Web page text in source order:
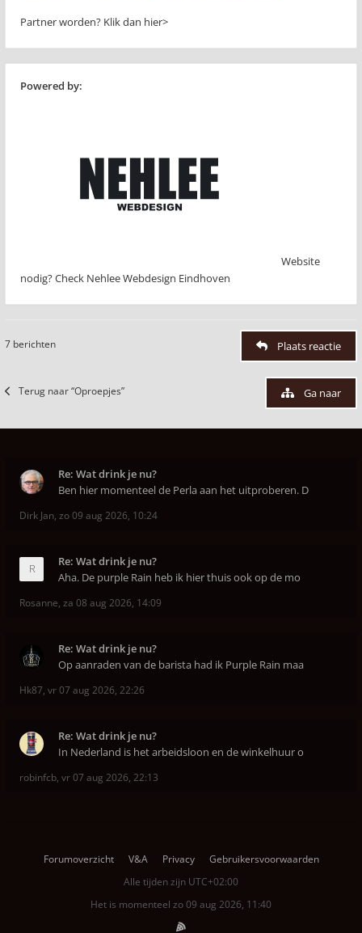
Partner worden? Klik dan hier>
Powered by:
Website
nodig? Check Nehlee Webdesign Eindhoven
7 berichten Plaats reactie
Terug naar “Oproepjes” Ga naar
Re: Wat drink je nu?
Ben hier momenteel de Perla aan het uitproberen. D
Dirk Jan, zo 09 aug 2026, 10:24
Re: Wat drink je nu?
Aha. De purple Rain heb ik hier thuis ook op de mo
Rosanne, za 08 aug 2026, 14:09
Re: Wat drink je nu?
Op aanraden van de barista had ik Purple Rain maa
Hk87, vr 07 aug 2026, 22:26
Re: Wat drink je nu?
In Nederland is het arbeidsloon en de winkelhuur o
robinfcb, vr 07 aug 2026, 22:13
Forumoverzicht V&A Privacy
Gebruikersvoorwaarden
Alle tijden zijn UTC+02:00
Het is momenteel zo 09 aug 2026, 11:40